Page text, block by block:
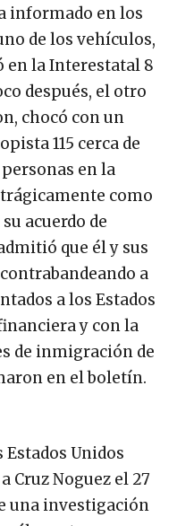
informado en los
de los vehículos,
en la Interestatal 8
después, el otro
chocó con un
115 cerca de
en la
como
acuerdo de
que él y sus
a
a los Estados
y con la
de inmigración de
en el boletín.
Estados Unidos
Cruz Noguez el 27
una investigación